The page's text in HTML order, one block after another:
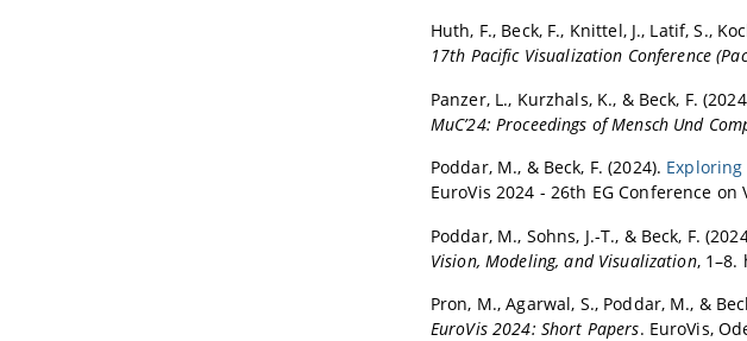
VAST 2017 (IEEE VIS)
GD 2017
EuroVis 2017
ICPC 2017 ERA
PacificVis 2017
SANER 2017 Tool Track
VEM 2016
ICSME 2016
Huth, F., Beck, F., Knittel, J., Latif, S.,
17th Pacific Visualization Conference
Panzer, L., Kurzhals, K., & Beck, F.
MuC’24: Proceedings of Mensch Und
Poddar, M., & Beck, F. (2024).
EuroVis 2024 - 26th EG Conference
Poddar, M., Sohns, J.-T., & Beck, F.
Vision, Modeling, and Visualization, 1–8.
Pron, M., Agarwal, S., Poddar, M., &
EuroVis 2024: Short Papers. EuroVis,